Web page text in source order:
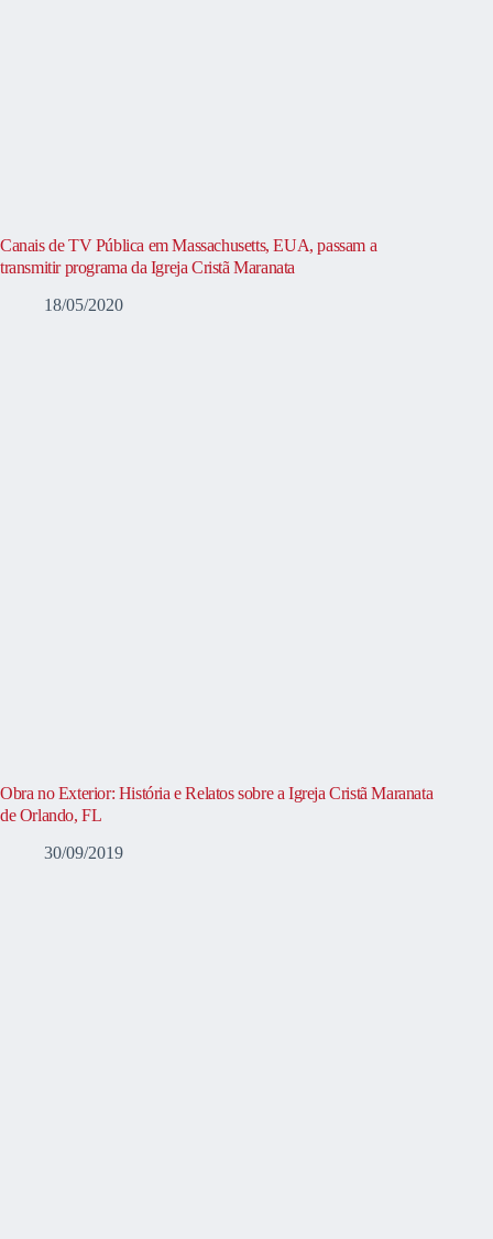
Canais de TV Pública em Massachusetts, EUA, passam a
transmitir programa da Igreja Cristã Maranata
18/05/2020
Obra no Exterior: História e Relatos sobre a Igreja Cristã Maranata
de Orlando, FL
30/09/2019